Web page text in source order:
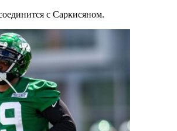
с Саркисяном.